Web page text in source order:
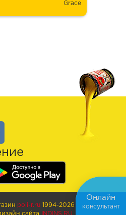
Grace
Онлайн
консультант
poli-r.ru 1994-2026